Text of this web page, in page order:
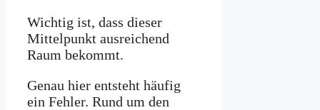
Wichtig ist, dass dieser
Mittelpunkt ausreichend
Raum bekommt.
Genau hier entsteht häufig
ein Fehler. Rund um den